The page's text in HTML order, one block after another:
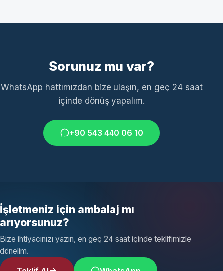
Sorunuz mu var?
WhatsApp hattımızdan bize ulaşın, en geç 24 saat
içinde dönüş yapalım.
+90 543 440 06 10
İşletmeniz için ambalaj mı
arıyorsunuz?
Bize ihtiyacınızı yazın, en geç 24 saat içinde teklifimizle
dönelim.